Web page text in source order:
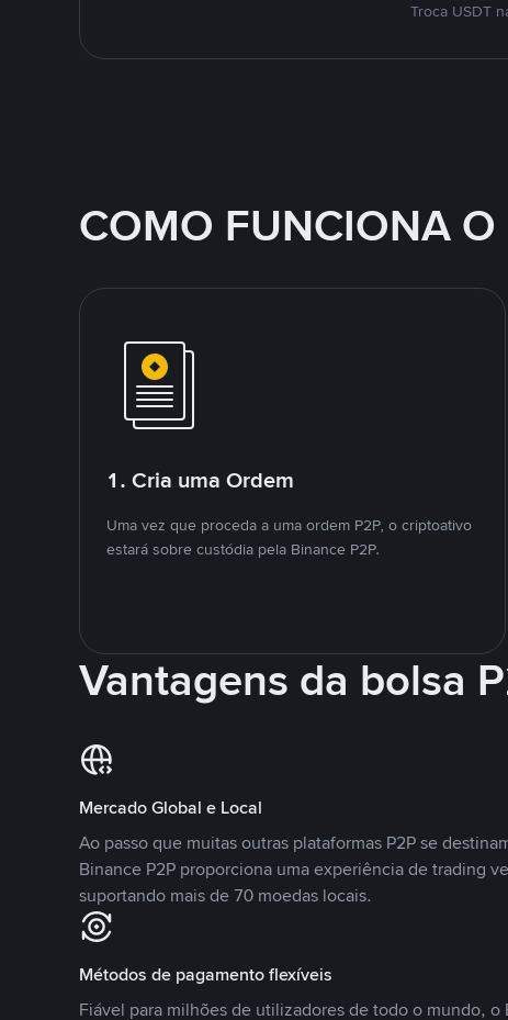
Troca USDT
COMO FUNCIONA O
1. Cria uma Ordem
Uma vez que proceda a uma ordem P2P, o criptoativo
estará sobre custódia pela Binance P2P.
Vantagens da bolsa
Mercado Global e Local
Ao passo que muitas outras plataformas P2P se
Binance P2P proporciona uma experiência de trading
suportando mais de 70 moedas locais.
Métodos de pagamento flexíveis
Fiável para milhões de utilizadores de todo o mundo, o